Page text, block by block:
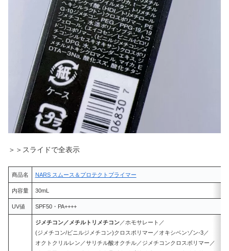
＞＞スライドで全表示
商品名 NARS スムース＆プロテクトプライマー
内容量 30mL
UV値 SPF50・PA++++
ジメチコン／メチルトリメチコン／ホモサレート／
(ジメチコン/ビニルジメチコン)クロスポリマー／オキシベンゾン-3／
オクトクリルレン／サリチル酸オクチル／ジメチコンクロスポリマー／